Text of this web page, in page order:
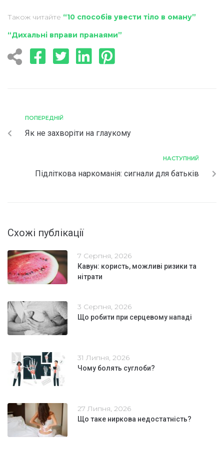
Також читайте “10 способів увести тіло в оману”
“Дихальні вправи пранаями”
ПОПЕРЕДНІЙ
Як не захворіти на глаукому
НАСТУПНИЙ
Підліткова наркоманія: сигнали для батьків
Схожі публікації
7 Серпня, 2026
Кавун: користь, можливі ризики та
нітрати
3 Серпня, 2026
Що робити при серцевому нападі
31 Липня, 2026
Чому болять суглоби?
27 Липня, 2026
Що таке ниркова недостатність?